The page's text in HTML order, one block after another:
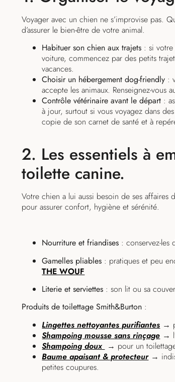
Voyager avec un chien ne s’improvise pas.
d’assurer le bien-être de votre animal.
Habituer son chien aux trajets : si votre
voiture, commencez par des petits
vacances.
Choisir un hébergement dog-friendly :
accepte les animaux. Renseignez-vous
Contrôle vétérinaire avant le départ :
à jour, surtout si vous voyagez dans
copie de son carnet de santé et à
2. Les essentiels à
toilette canine.
Votre chien a lui aussi besoin de ses affaires
pour assurer confort, hygiène et sérénité.
Nourriture et friandises : conservez-les
Gamelles pliables : pratiques et peu
THE WOUF
Literie et serviettes : son lit ou sa
Produits de toilettage Smith&Burton :
Lingettes nettoyantes purifiantes →
Shampoing mousse sans rinçage →
Shampoing doux → pour un
Baume apaisant & protecteur→
petites coupures.